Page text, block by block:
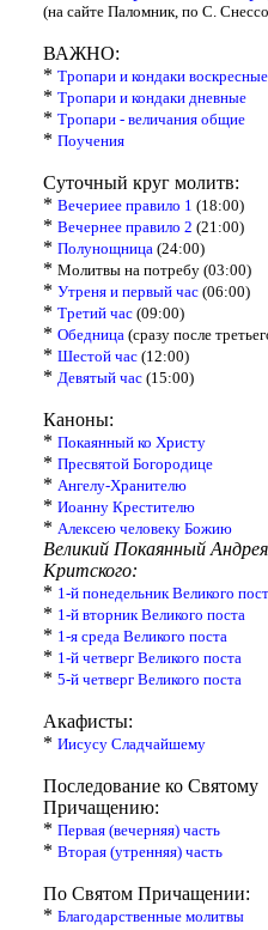
(на сайте Паломник, по С.
ВАЖНО:
* Тропари и кондаки воскресные
* Тропари и кондаки дневные
* Тропари - величания общие
* Поучения
Суточный круг молитв:
* Вечериее правило 1 (18:00)
* Вечернее правило 2 (21:00)
* Полунощница (24:00)
* Молитвы на потребу (03:00)
* Утреня и первый час (06:00)
* Третий час (09:00)
* Обедница (сразу после
* Шестой час (12:00)
* Девятый час (15:00)
Каноны:
* Покаянный ко Христу
* Пресвятой Богородице
* Ангелу-Хранителю
* Иоанну Крестителю
* Алексею человеку Божию
Великий Покаянный Андрея
Критского:
* 1-й понедельник Великого
* 1-й вторник Великого поста
* 1-я среда Великого поста
* 1-й четверг Великого поста
* 5-й четверг Великого поста
Акафисты:
* Иисусу Сладчайшему
Последование ко Святому
Причащению:
* Первая (вечерняя) часть
* Вторая (утренняя) часть
По Святом Причащении:
* Благодарственные молитвы